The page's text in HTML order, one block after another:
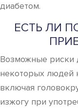
диабетом.
ЕСТЬ ЛИ
Возможные риски
некоторых людей
включая
изжогу при